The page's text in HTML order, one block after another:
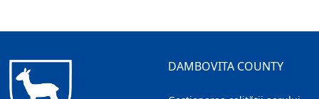
DAMBOVITA COUNTY